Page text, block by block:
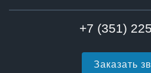
+7 (351)
Заказать